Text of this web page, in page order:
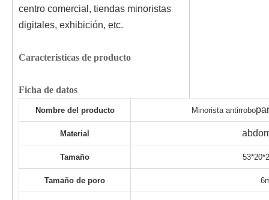
centro comercial, tiendas minoristas
digitales, exhibición, etc.
Caracteristicas de producto
Ficha de datos
Nombre del producto Minorista antirrobo
Material
Tamaño
Tamaño de poro 6